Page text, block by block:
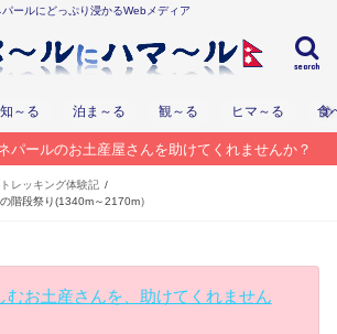
パールにどっぷり浸かるWebメディア
search
知～る 泊ま～る 観～る ヒマ～る 食
パールのお土産屋さんを助けてくれませんか？
レッキング体験記
階段祭り(1340m～2170m）
むお土産さんを、助けてくれません